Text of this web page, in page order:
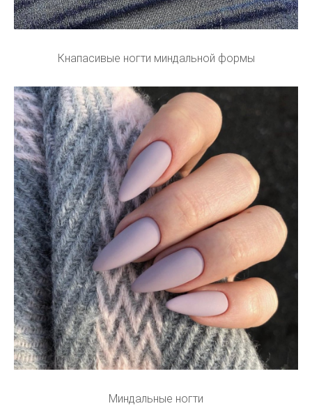
Кнапасивые ногти миндальной формы
Миндальные ногти